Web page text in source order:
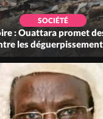
SOCIÉTÉ
: Ouattara promet
les